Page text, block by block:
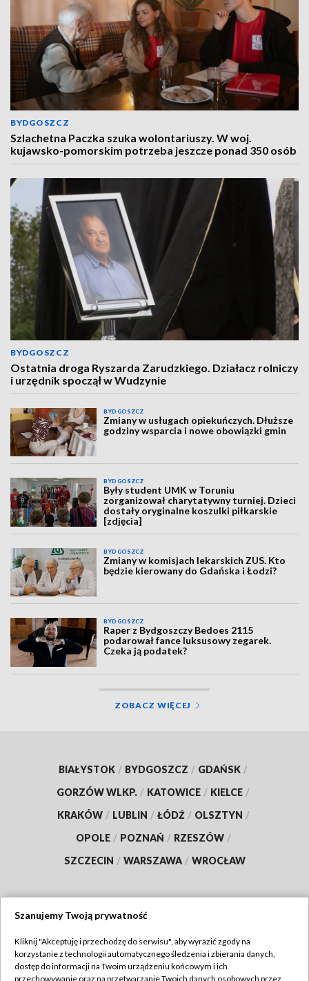
BYDGOSZCZ
Szlachetna Paczka szuka wolontariuszy. W woj.
kujawsko-pomorskim potrzeba jeszcze ponad 350 osób
BYDGOSZCZ
Ostatnia droga Ryszarda Zarudzkiego. Działacz rolniczy
i urzędnik spoczął w Wudzynie
BYDGOSZCZ
Zmiany w usługach opiekuńczych. Dłuższe
godziny wsparcia i nowe obowiązki gmin
BYDGOSZCZ
Były student UMK w Toruniu
zorganizował charytatywny turniej. Dzieci
dostały oryginalne koszulki piłkarskie
[zdjęcia]
BYDGOSZCZ
Zmiany w komisjach lekarskich ZUS. Kto
będzie kierowany do Gdańska i Łodzi?
BYDGOSZCZ
Raper z Bydgoszczy Bedoes 2115
podarował fance luksusowy zegarek.
Czeka ją podatek?
ZOBACZ WIĘCEJ
BIAŁYSTOK / BYDGOSZCZ / GDAŃSK /
GORZÓW WLKP. / KATOWICE / KIELCE /
KRAKÓW / LUBLIN / ŁÓDŹ / OLSZTYN /
OPOLE / POZNAŃ / RZESZÓW /
SZCZECIN / WARSZAWA / WROCŁAW
TVP
Szanujemy Twoją prywatność
Kliknij "Akceptuję i przechodzę do serwisu", aby wyrazić zgody na
korzystanie z technologii automatycznego śledzenia i zbierania danych,
dostęp do informacji na Twoim urządzeniu końcowym i ich
przechowywanie oraz na przetwarzanie Twoich danych osobowych przez